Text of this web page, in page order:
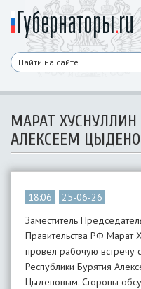
МАРАТ ХУСНУЛЛИН
АЛЕКСЕЕМ
18:06
25-06-26
Заместитель
Правительства РФ Марат
провел рабочую встречу
Республики Бурятия
Цыденовым. Стороны